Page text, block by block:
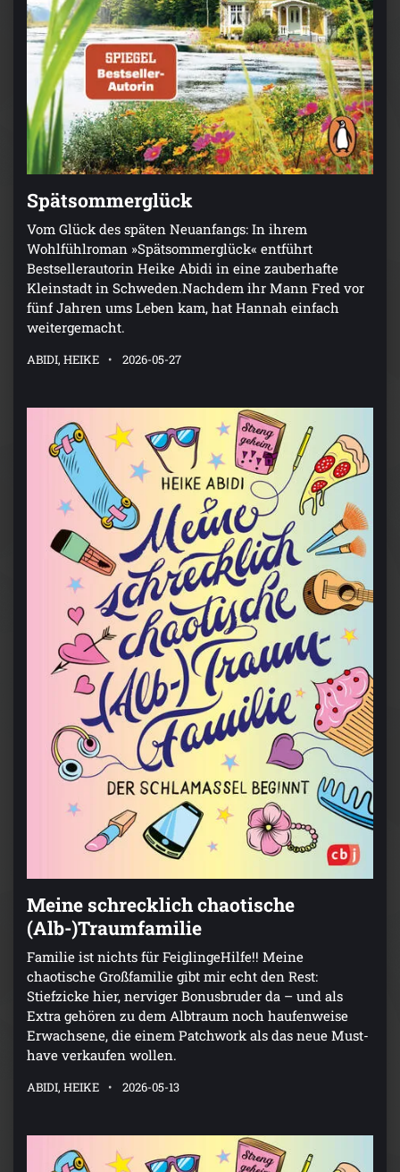
Spätsommerglück
Vom Glück des späten Neuanfangs: In ihrem
Wohlfühlroman »Spätsommerglück« entführt
Bestsellerautorin Heike Abidi in eine zauberhafte
Kleinstadt in Schweden.Nachdem ihr Mann Fred vor
fünf Jahren ums Leben kam, hat Hannah einfach
weitergemacht.
ABIDI, HEIKE 2026-05-27
Meine schrecklich chaotische
(Alb-)Traumfamilie
Familie ist nichts für FeiglingeHilfe!! Meine
chaotische Großfamilie gibt mir echt den Rest:
Stiefzicke hier, nerviger Bonusbruder da – und als
Extra gehören zu dem Albtraum noch haufenweise
Erwachsene, die einem Patchwork als das neue Must-
have verkaufen wollen.
ABIDI, HEIKE 2026-05-13